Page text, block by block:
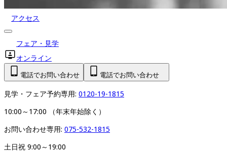
アクセス
フェア・見学
オンライン
電話でお問い合わせ 電話でお問い合わせ
見学・フェア予約専用: 0120-19-1815
10:00～17:00 （年末年始除く）
お問い合わせ専用: 075-532-1815
土日祝 9:00～19:00